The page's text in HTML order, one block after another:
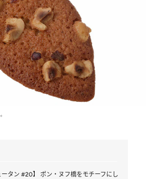
ータン #20】 ポン・ヌフ橋をモチーフにし